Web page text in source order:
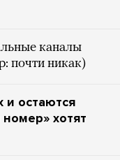
каналы
почти никак)
и остаются
хотят